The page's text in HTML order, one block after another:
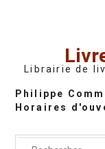
Librairie de